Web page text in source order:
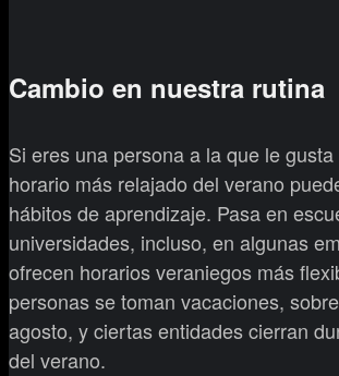
Cambio en nuestra rutina
Si eres una persona a la que le
horario más relajado del verano
hábitos de aprendizaje. Pasa en
universidades, incluso, en algunas
ofrecen horarios veraniegos más
personas se toman vacaciones,
agosto, y ciertas entidades cierran
del verano.